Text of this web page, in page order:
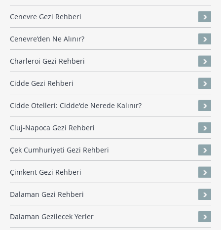
Cenevre Gezi Rehberi
Cenevre’den Ne Alınır?
Charleroi Gezi Rehberi
Cidde Gezi Rehberi
Cidde Otelleri: Cidde'de Nerede Kalınır?
Cluj-Napoca Gezi Rehberi
Çek Cumhuriyeti Gezi Rehberi
Çimkent Gezi Rehberi
Dalaman Gezi Rehberi
Dalaman Gezilecek Yerler